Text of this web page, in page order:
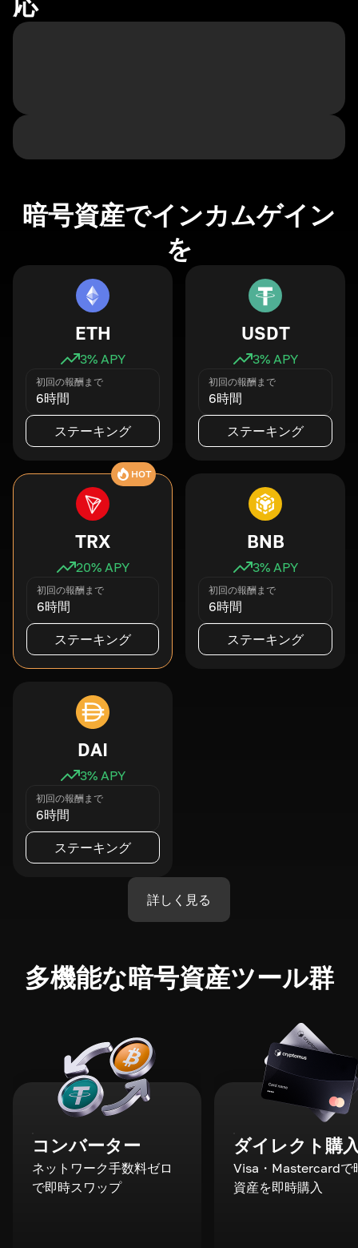
暗号資産でインカムゲイン
を
ETH
3% APY
初回の報酬まで
6時間
ステーキング
USDT
3% APY
初回の報酬まで
6時間
ステーキング
HOT
TRX
20% APY
初回の報酬まで
6時間
ステーキング
BNB
3% APY
初回の報酬まで
6時間
ステーキング
DAI
3% APY
初回の報酬まで
6時間
ステーキング
詳しく見る
多機能な暗号資産ツール群
コンバーター
ネットワーク手数料ゼロ
で即時スワップ
ダイレクト購
Visa・Mastercardで
資産を即時購入